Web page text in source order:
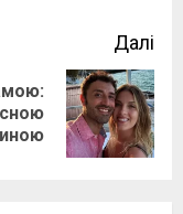
Далі